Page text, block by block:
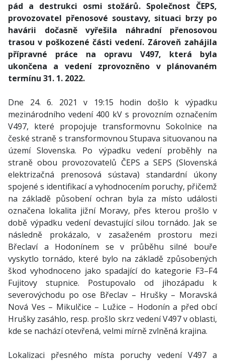
pád a destrukci osmi stožárů. Společnost ČEPS,
provozovatel přenosové soustavy, situaci brzy po
havárii dočasně vyřešila náhradní přenosovou
trasou v poškozené části vedení. Zároveň zahájila
přípravné práce na opravu V497, která byla
ukončena a vedení zprovozněno v plánovaném
termínu 31. 1. 2022.
Dne 24. 6. 2021 v 19:15 hodin došlo k výpadku
mezinárodního vedení 400 kV s provozním označením
V497, které propojuje transformovnu Sokolnice na
české straně s transformovnou Stupava situovanou na
území Slovenska. Po výpadku vedení proběhly na
straně obou provozovatelů ČEPS a SEPS (Slovenská
elektrizačná prenosová sústava) standardní úkony
spojené s identifikací a vyhodnocením poruchy, přičemž
na základě působení ochran byla za místo události
označena lokalita jižní Moravy, přes kterou prošlo v
době výpadku vedení devastující silou tornádo. Jak se
následně prokázalo, v zasaženém prostoru mezi
Břeclaví a Hodonínem se v průběhu silné bouře
vyskytlo tornádo, které bylo na základě způsobených
škod vyhodnoceno jako spadající do kategorie F3–F4
Fujitovy stupnice. Postupovalo od jihozápadu k
severovýchodu po ose Břeclav – Hrušky – Moravská
Nová Ves – Mikulčice – Lužice – Hodonín a před obcí
Hrušky zasáhlo, resp. prošlo skrz vedení V497 v oblasti,
kde se nachází otevřená, velmi mírně zvlněná krajina.
Lokalizaci přesného místa poruchy vedení V497 a